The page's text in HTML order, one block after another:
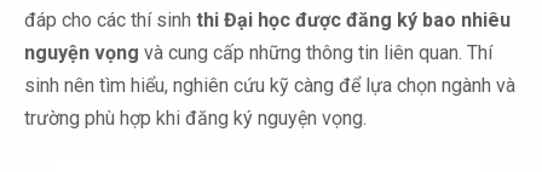
đáp cho các thí sinh thi Đại học được đăng ký bao nhiêu
nguyện vọng và cung cấp những thông tin liên quan. Thí
sinh nên tìm hiểu, nghiên cứu kỹ càng để lựa chọn ngành và
trường phù hợp khi đăng ký nguyện vọng.